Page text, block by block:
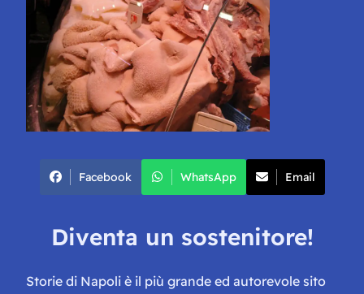
Facebook WhatsApp Email
Diventa un sostenitore!
Storie di Napoli è il più grande ed autorevole sito